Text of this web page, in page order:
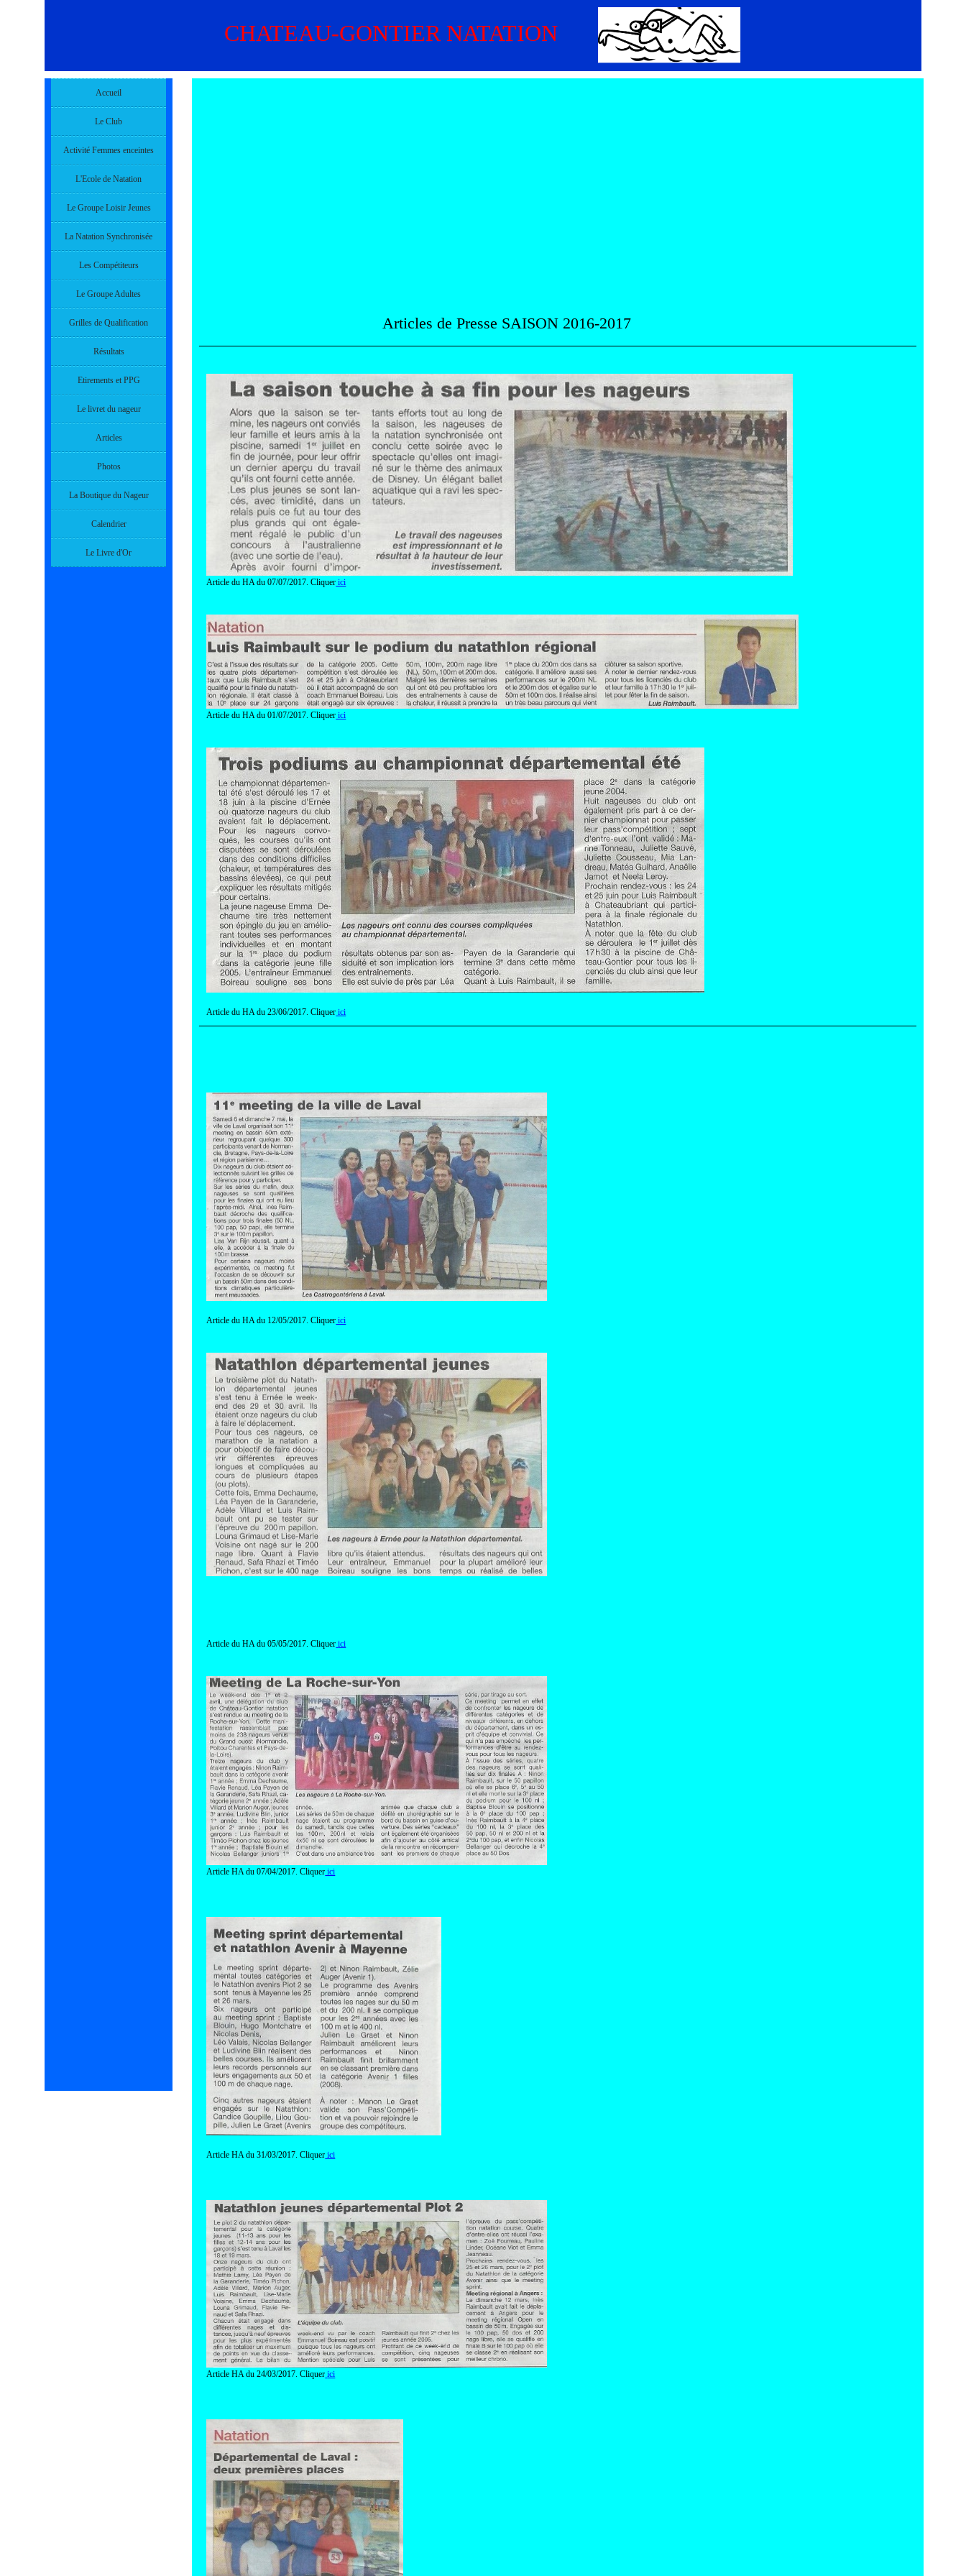
CHATEAU-GONTIER NATATION
Accueil
Le Club
Activité Femmes enceintes
L'Ecole de Natation
Le Groupe Loisir Jeunes
La Natation Synchronisée
Les Compétiteurs
Le Groupe Adultes
Grilles de Qualification
Résultats
Etirements et PPG
Le livret du nageur
Articles
Photos
La Boutique du Nageur
Calendrier
Le Livre d'Or
Articles de Presse SAISON 2016-2017
Article du HA du 07/07/2017. Cliquer ici
Article du HA du 01/07/2017. Cliquer ici
Article du HA du 23/06/2017. Cliquer ici
Article du HA du 12/05/2017. Cliquer ici
Article du HA du 05/05/2017. Cliquer ici
Article HA du 07/04/2017. Cliquer ici
Article HA du 31/03/2017. Cliquer ici
Article HA du 24/03/2017. Cliquer ici